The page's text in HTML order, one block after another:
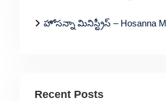
హోసన్నా మినిస్ట్రీస్ – Hosanna
Recent Posts